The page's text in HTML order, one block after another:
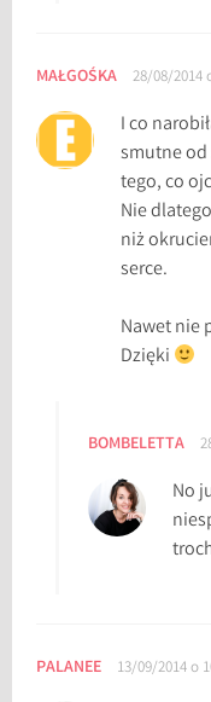
MAŁGOŚKA 28/08/2014
I co
smutne
tego, co
Nie
niż
serce.
Nawet nie
Dzięki
BOMBELETTA
No
PALANEE 13/09/2014 o